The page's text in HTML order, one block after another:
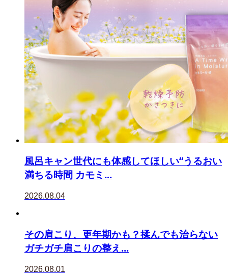
風呂キャン世代にも体感してほしい“うるおい
満ちる時間 カモミ...
2026.08.04
その肩こり、更年期かも？揉んでも治らない
ガチガチ肩こりの整え...
2026.08.01